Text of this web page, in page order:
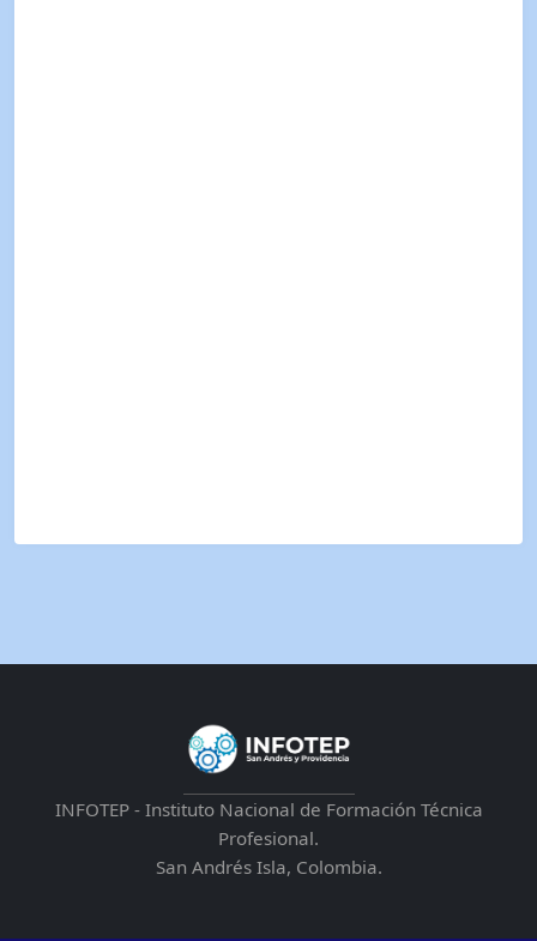
INFOTEP - Instituto Nacional de Formación Técnica
Profesional.
San Andrés Isla, Colombia.